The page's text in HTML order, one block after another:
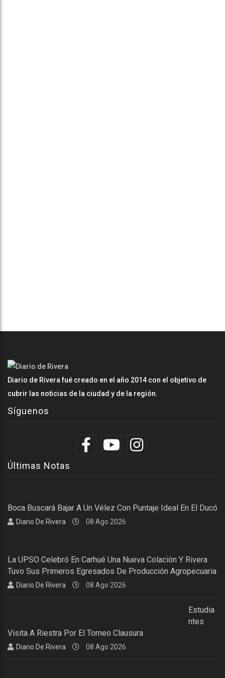
Diario de Rivera fué creado en el año 2014 con el objetivo de
cubrir las noticias de la ciudad y de la región.
Síguenos
Últimas Notas
Boca Buscará Bajar A Un Vélez Con Puntaje Ideal En El Ducó
Diario De Rivera 08 Ago 2026
La UPSO Celebró En Carhué Una Nueva Colación Y Rivera
Tuvo Sus Primeros Egresados De Producción Agropecuaria
Diario De Rivera 08 Ago 2026
Estudia
Ntes
Visita A Riestra Por El Torneo Clausura
Diario De Rivera 08 Ago 2026